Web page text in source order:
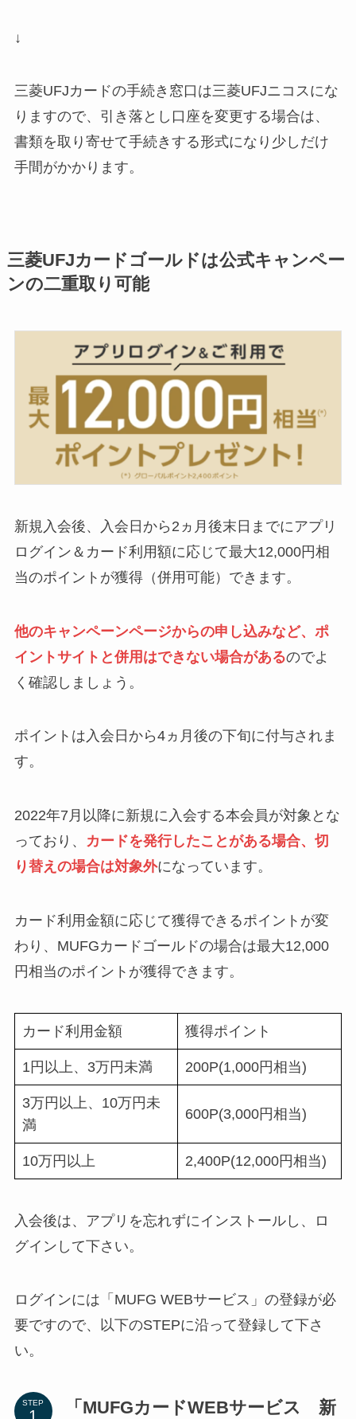
↓
三菱UFJカードの手続き窓口は三菱UFJニコスにな
りますので、引き落とし口座を変更する場合は、
書類を取り寄せて手続きする形式になり少しだけ
手間がかかります。
三菱UFJカードゴールドは公式キャンペー
ンの二重取り可能
新規入会後、入会日から2ヵ月後末日までにアプリ
ログイン＆カード利用額に応じて最大12,000円相
当のポイントが獲得（併用可能）できます。
他のキャンペーンページからの申し込みなど、ポ
イントサイトと併用はできない場合があるのでよ
く確認しましょう。
ポイントは入会日から4ヵ月後の下旬に付与されま
す。
2022年7月以降に新規に入会する本会員が対象とな
っており、
カードを発行したことがある場合、切
り替えの場合は対象外になっています。
カード利用金額に応じて獲得できるポイントが変
わり、MUFGカードゴールドの場合は最大12,000
円相当のポイント が獲得できます。
カード利用金額 獲得ポイント
1円以上、3万円未満 200P(1,000円相当)
3万円以上、10万円未
満
600P(3,000円相当)
10万円以上 2,400P(12,000円相当)
入会後は、アプリを忘れずにインストールし、ロ
グインして下さい。
ログインには「MUFG WEBサービス」の登録が必
要ですので、以下のSTEPに沿って登録して下さ
い。
STEP
「MUFGカードWEBサービス 新